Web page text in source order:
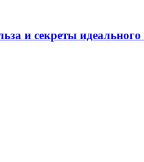
и секреты идеального